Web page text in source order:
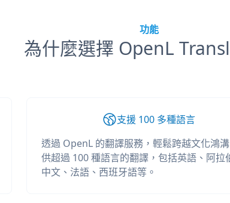
功能
為什麼選擇 OpenL
支援 100 多種語言
透過 OpenL 的翻譯服務，輕鬆跨越文化鴻
供超過 100 種語言的翻譯，包括英語、阿拉
中文、法語、西班牙語等。